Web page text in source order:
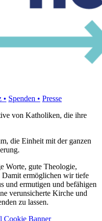
• Spenden • Presse
von Katholiken, die ihre
die Einheit mit der ganzen
Worte, gute Theologie,
Damit ermöglichen wir tiefe
und ermutigen und befähigen
verunsicherte Kirche und
zu lassen.
Cookie Banner